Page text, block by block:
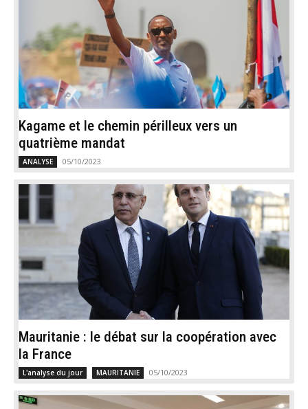
Kagame et le chemin périlleux vers un
quatrième mandat
ANALYSE 05/10/2023
Mauritanie : le débat sur la coopération avec
la France
L'analyse du jour MAURITANIE 05/10/2023